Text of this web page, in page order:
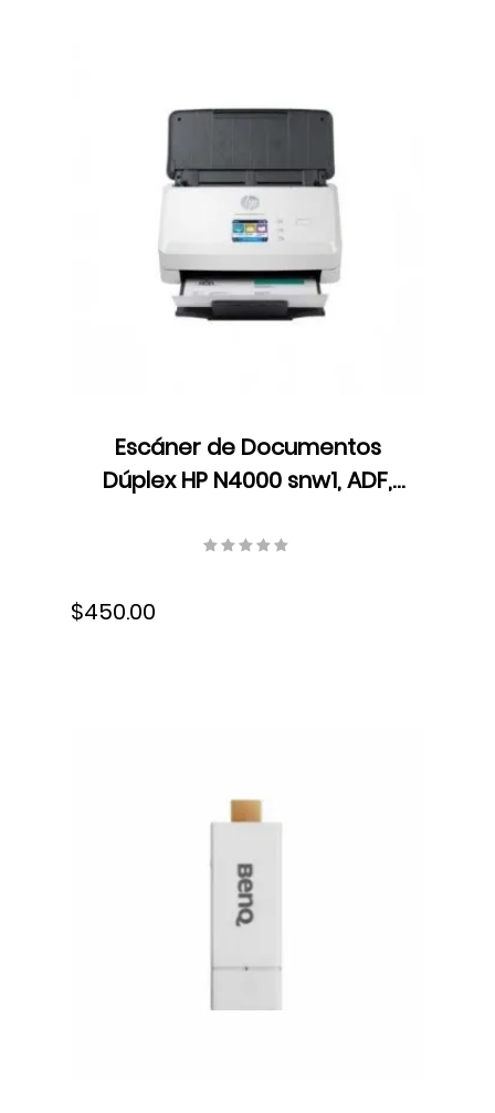
Escáner de Documentos
Dúplex HP N4000 snw1, ADF,
ppm/80 ipm, Resolución 600
$450.00